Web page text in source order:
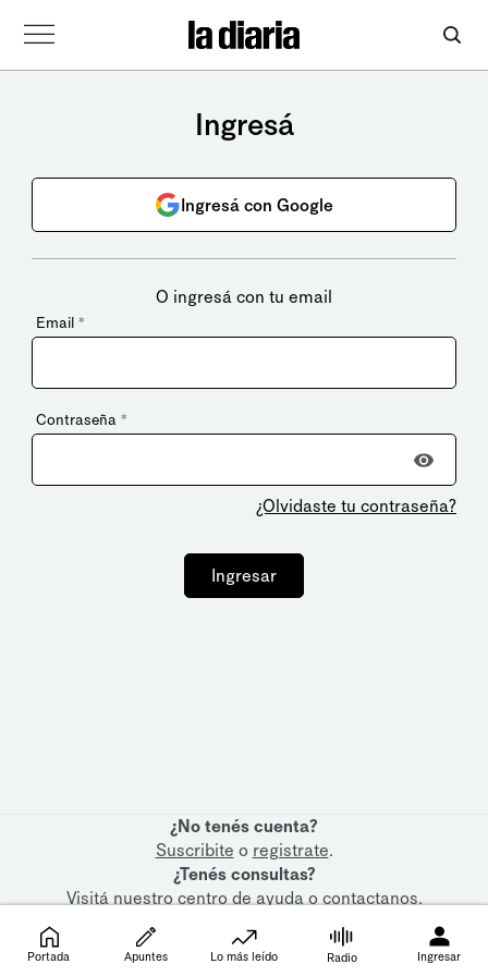
Ingresá
Ingresá con Google
O ingresá con tu email
Email *
Contraseña *
¿Olvidaste tu contraseña?
Ingresar
¿No tenés cuenta?
Suscribite o registrate.
¿Tenés consultas?
Visitá nuestrocentro de ayudaocontactanos.
Portada Apuntes Lo más leído Radio Ingresar